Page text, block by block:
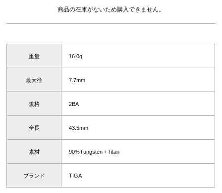
商品の在庫がないため購入できません。
重量 16.0g
最大径 7.7mm
規格 2BA
全長 43.5mm
素材 90%Tungsten + Titan
ブランド TIGA